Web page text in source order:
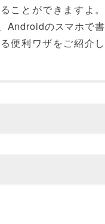
ことができますよ。
Androidのスマホで書
便利ワザをご紹介し